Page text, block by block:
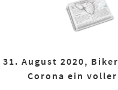
31. August 2020,
Corona ein